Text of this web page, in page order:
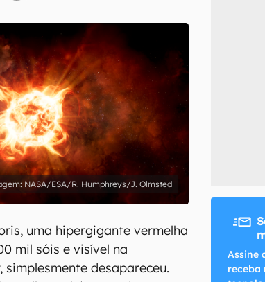
e concordo com os Termos de Uso e Política de Privacidade
NASA/ESA/R. Humphreys/J. Olmsted
uma hipergigante vermelha
mil sóis e visível na
desapareceu.
Assine
receba